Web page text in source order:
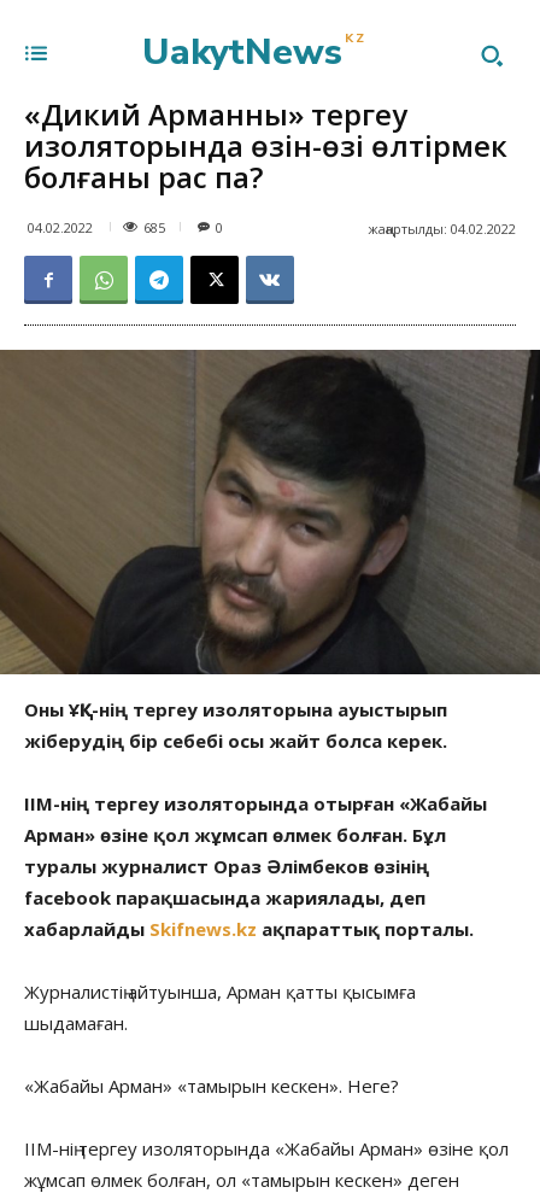
UakytNews KZ
«Дикий Арманның» тергеу
изоляторында өзін-өзі өлтірмек
болғаны рас па?
04.02.2022 685 жаңартылды: 04.02.2022
0
Оны ҰҚК-нің тергеу изоляторына ауыстырып
жіберудің бір себебі осы жайт болса керек.
ІІМ-нің тергеу изоляторында отырған «Жабайы
Арман» өзіне қол жұмсап өлмек болған. Бұл
туралы журналист Ораз Әлімбеков өзінің
facebook парақшасында жариялады, деп
хабарлайды Skifnews.kz ақпараттық порталы.
Журналистің айтуынша, Арман қатты қысымға
шыдамаған.
«Жабайы Арман» «тамырын кескен». Неге?
ІІМ-нің тергеу изоляторында «Жабайы Арман» өзіне қол
жұмсап өлмек болған, ол «тамырын кескен» деген